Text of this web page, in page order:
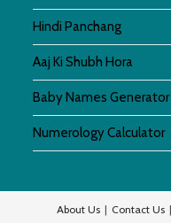
Hindi Panchang
Aaj Ki Shubh Hora
Baby Names Generator
Numerology Calculator
About Us Contact Us